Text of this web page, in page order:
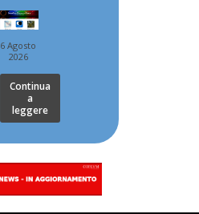
6 Agosto
2026
Continua
a
leggere